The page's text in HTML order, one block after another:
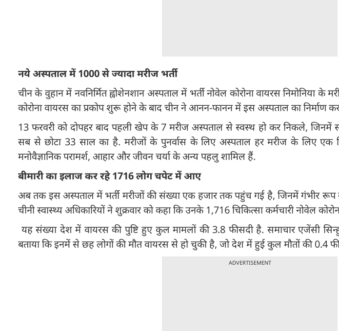
नये अस्पताल में 1000 से ज्यादा मरीज भर्ती
चीन के वुहान में नवनिर्मित ह्वोशेनशान अस्पताल में भर्ती नोवेल कोरोना वायरस निमोनिया
कोरोना वायरस का प्रकोप शुरू होने के बाद चीन ने आनन-फानन में इस अस्पताल का निर्माण
13 फरवरी को दोपहर बाद पहली खेप के 7 मरीज अस्पताल से स्वस्थ हो कर निकले,
सब से छोटा 33 साल का है. मरीजों के पुनर्वास के लिए अस्पताल हर मरीज के लिए एक
मनोवैज्ञानिक परामर्श, आहार और जीवन चर्या के अन्य पहलु शामिल हैं.
बीमारी का इलाज कर रहे 1716 लोग चपेट में आए
अब तक इस अस्पताल में भर्ती मरीजों की संख्या एक हजार तक पहुंच गई है, जिनमें गंभीर रूप से
चीनी स्वास्थ्य अधिकारियों ने शुक्रवार को कहा कि उनके 1,716 चिकित्सा कर्मचारी नोवेल
यह संख्या देश में वायरस की पुष्टि हुए कुल मामलों की 3.8 फीसदी है. समाचार एजेंसी
बताया कि इनमें से छह लोगों की मौत वायरस से हो चुकी है, जो देश में हुई कुल मौतों की 0.4
ADVERTISEMENT